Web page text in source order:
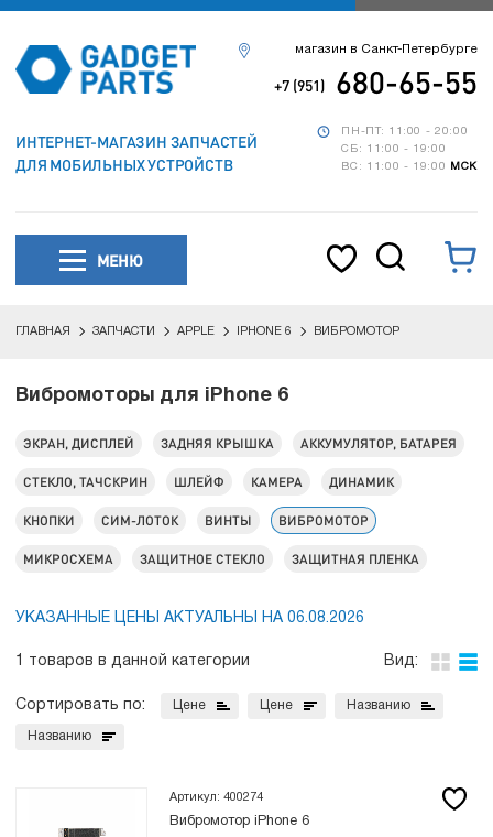
ИНТЕРНЕТ-МАГАЗИН ЗАПЧАСТЕЙ
ДЛЯ МОБИЛЬНЫХ УСТРОЙСТВ
ПН-ПТ: 11:00 - 20:00
СБ: 11:00 - 19:00
ВС: 11:00 - 19:00
МСК
магазин в Санкт-Петербурге
+7 (951) 680-65-55
МЕНЮ
ГЛАВНАЯ ЗАПЧАСТИ APPLE IPHONE 6 ВИБРОМОТОР
Вибромоторы для iPhone 6
ЭКРАН, ДИСПЛЕЙ ЗАДНЯЯ КРЫШКА АККУМУЛЯТОР, БАТАРЕЯ
СТЕКЛО, ТАЧСКРИН ШЛЕЙФ КАМЕРА ДИНАМИК
КНОПКИ СИМ-ЛОТОК ВИНТЫ ВИБРОМОТОР
МИКРОСХЕМА ЗАЩИТНОЕ СТЕКЛО ЗАЩИТНАЯ ПЛЕНКА
УКАЗАННЫЕ ЦЕНЫ АКТУАЛЬНЫ НА 06.08.2026
1 товаров в данной категории Вид:
Сортировать по: Цене Цене Названию
Названию
Артикул: 400274
Вибромотор iPhone 6